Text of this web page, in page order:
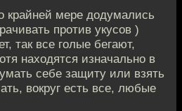
крайней мере додумались
против укусов )
так все голые бегают,
находятся изначально в
себе защиту или взять
вокруг есть все, любые